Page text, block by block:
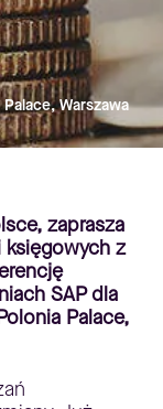
Warszawa
zaprasza
księgowych z
SAP dla
Palace,